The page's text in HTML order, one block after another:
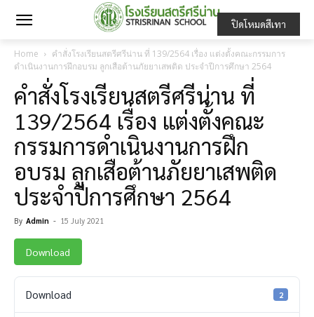
Home
คำสั่งโรงเรียนสตรีศรีน่าน ที่ 139/2564 เรื่อง แต่งตั้งคณะกรรมการ
ดำเนินงานการฝึกอบรม ลูกเสือต้านภัยยาเสพติด ประจำปีการศึกษา 2564
คำสั่งโรงเรียนสตรีศรีน่าน ที่
139/2564 เรื่อง แต่งตั้งคณะ
กรรมการดำเนินงานการฝึก
อบรม ลูกเสือต้านภัยยาเสพติด
ประจำปีการศึกษา 2564
By Admin - 15 July 2021
Download
Download 2
ปิดโหมดสีเทา